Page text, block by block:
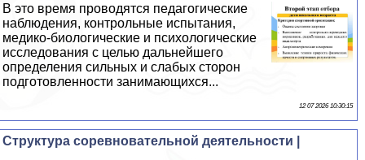
В это время проводятся педагогические
наблюдения, контрольные испытания,
медико-биологические и психологические
исследования с целью дальнейшего
определения сильных и слабых сторон
подготовленности занимающихся...
12 07 2026 10:30:15
Структура соревновательной деятельности |